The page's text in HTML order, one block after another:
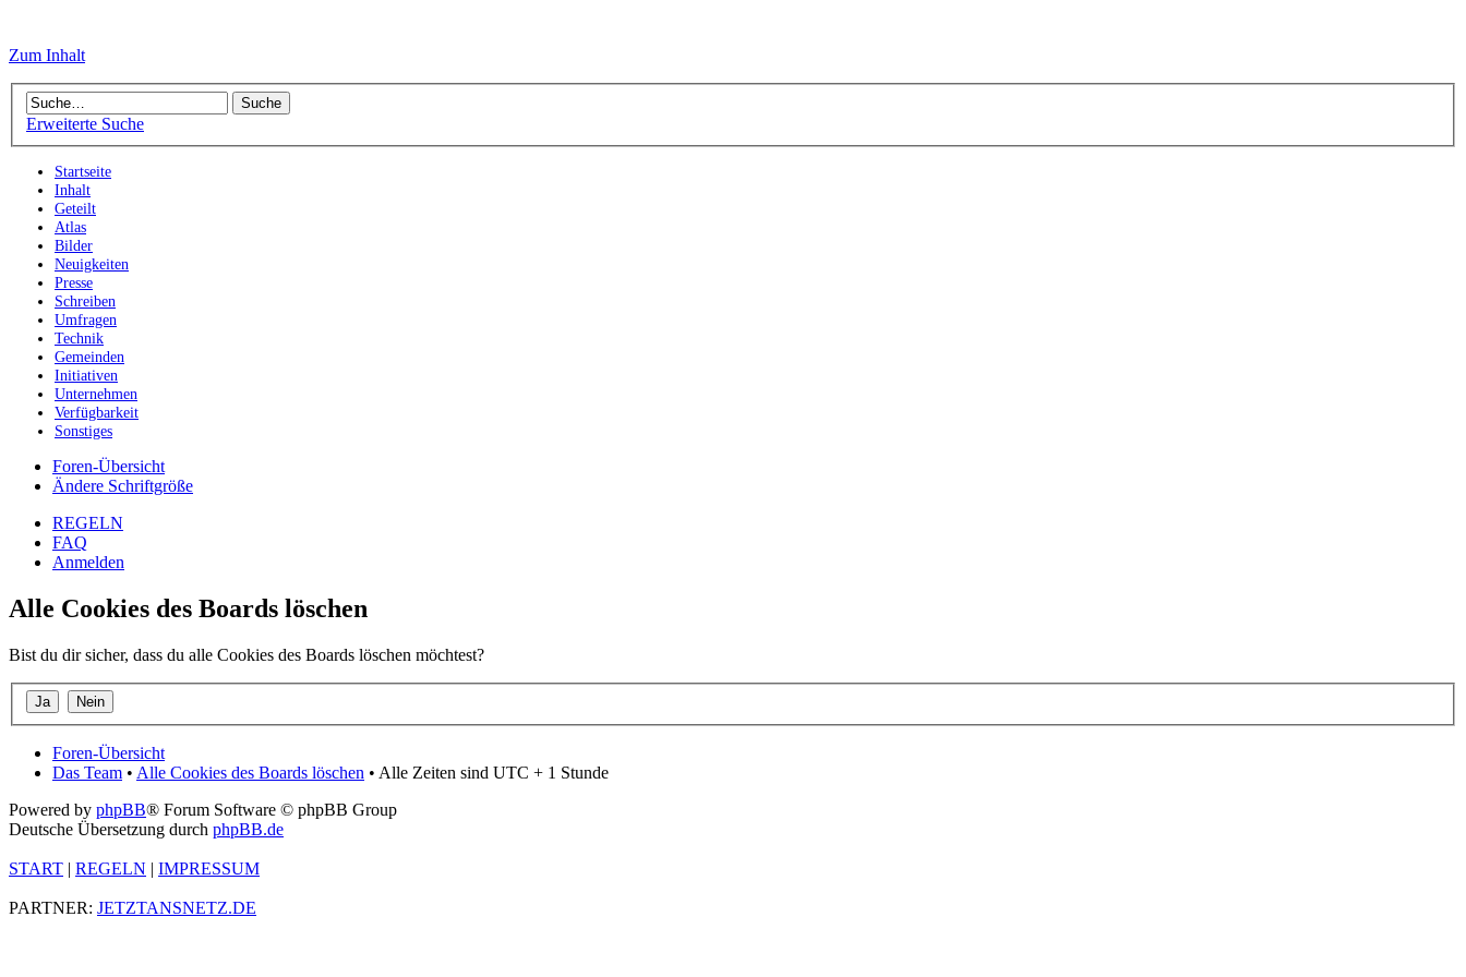
Zum Inhalt
Erweiterte Suche
Startseite
Inhalt
Geteilt
Atlas
Bilder
Neuigkeiten
Presse
Schreiben
Umfragen
Technik
Gemeinden
Initiativen
Unternehmen
Verfügbarkeit
Sonstiges
Foren-Übersicht
Ändere Schriftgröße
REGELN
FAQ
Anmelden
Alle Cookies des Boards löschen
Bist du dir sicher, dass du alle Cookies des Boards löschen möchtest?
Foren-Übersicht
Das Team • Alle Cookies des Boards löschen • Alle Zeiten sind UTC + 1 Stunde
Powered by phpBB® Forum Software © phpBB Group
Deutsche Übersetzung durch phpBB.de
START | REGELN | IMPRESSUM
PARTNER: JETZTANSNETZ.DE